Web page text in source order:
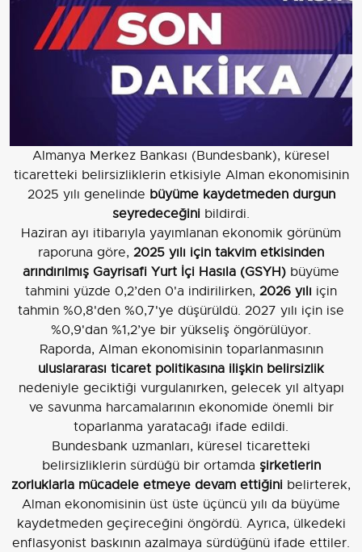
Almanya Merkez Bankası (Bundesbank), küresel
ticaretteki belirsizliklerin etkisiyle Alman ekonomisinin
2025 yılı genelinde büyüme kaydetmeden durgun
seyredeceğini bildirdi.
Haziran ayı itibarıyla yayımlanan ekonomik görünüm
raporuna göre, 2025 yılı için takvim etkisinden
arındırılmış Gayrisafi Yurt İçi Hasıla (GSYH) büyüme
tahmini yüzde 0,2’den 0'a indirilirken, 2026 yılı için
tahmin %0,8'den %0,7'ye düşürüldü. 2027 yılı için ise
%0,9'dan %1,2’ye bir yükseliş öngörülüyor.
Raporda, Alman ekonomisinin toparlanmasının
uluslararası ticaret politikasına ilişkin belirsizlik
nedeniyle geciktiği vurgulanırken, gelecek yıl altyapı
ve savunma harcamalarının ekonomide önemli bir
toparlanma yaratacağı ifade edildi.
Bundesbank uzmanları, küresel ticaretteki
belirsizliklerin sürdüğü bir ortamda şirketlerin
zorluklarla mücadele etmeye devam ettiğini belirterek,
Alman ekonomisinin üst üste üçüncü yılı da büyüme
kaydetmeden geçireceğini öngördü. Ayrıca, ülkedeki
enflasyonist baskının azalmaya sürdüğünü ifade ettiler.